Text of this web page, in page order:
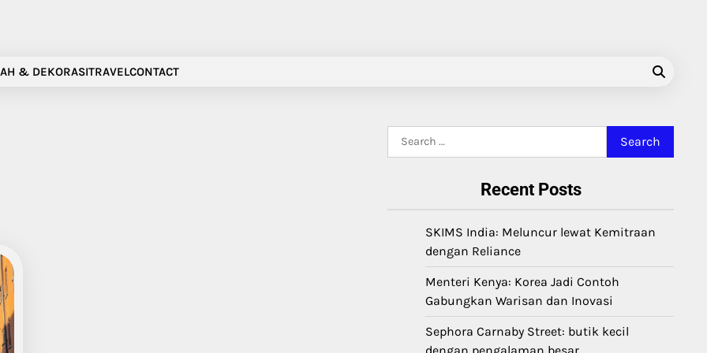
& DEKORASITRAVELCONTACT
Recent Posts
SKIMS India: Meluncur lewat Kemitraan
dengan Reliance
Menteri Kenya: Korea Jadi Contoh
Gabungkan Warisan dan Inovasi
Sephora Carnaby Street: butik kecil